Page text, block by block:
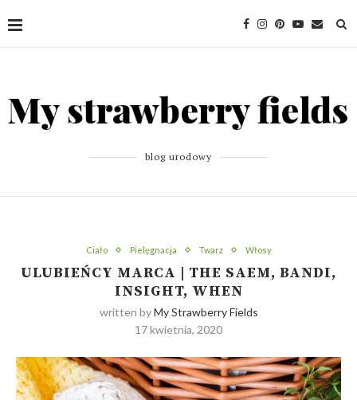
blog urodowy
Ciało Pielęgnacja Twarz Włosy
ULUBIEŃCY MARCA | THE SAEM, BANDI,
INSIGHT, WHEN
written byMy Strawberry Fields
17 kwietnia, 2020